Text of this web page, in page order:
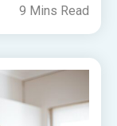
9 Mins Read